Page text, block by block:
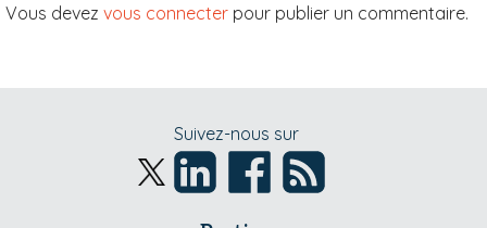
Vous devez vous connecter pour publier un commentaire.
Suivez-nous sur